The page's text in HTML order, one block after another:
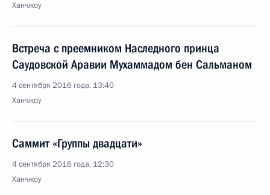
Ханчжоу
Встреча с преемником Наследного принца
Саудовской Аравии Мухаммадом бен Сальманом
4 сентября 2016 года, 13:40
Ханчжоу
Саммит «Группы двадцати»
4 сентября 2016 года, 12:30
Ханчжоу